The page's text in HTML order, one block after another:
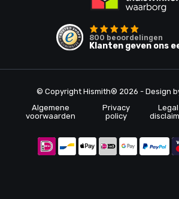
800 beoordelingen
Klanten geven ons
© Copyright Hismith® 2026 - Design
Algemene
voorwaarden
Privacy
policy
Legal